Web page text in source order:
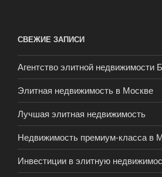
СВЕЖИЕ ЗАПИСИ
Агентство элитной
Элитная недвижимость в Москве
Лучшая элитная недвижимость
Недвижимость премиум-класса в
Инвестиции в элитную